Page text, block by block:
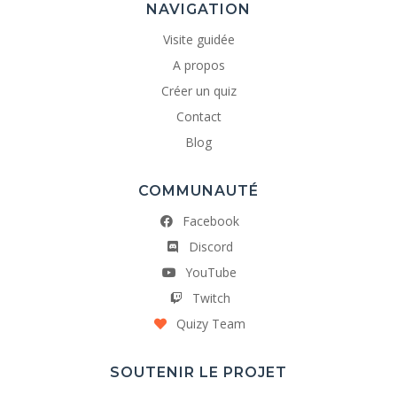
NAVIGATION
Visite guidée
A propos
Créer un quiz
Contact
Blog
COMMUNAUTÉ
Facebook
Discord
YouTube
Twitch
Quizy Team
SOUTENIR LE PROJET